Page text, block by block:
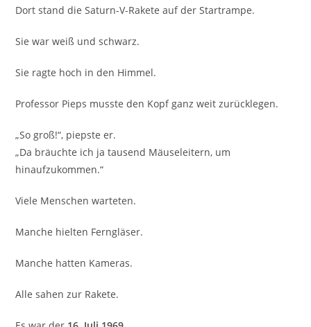
Dort stand die Saturn-V-Rakete auf der Startrampe.
Sie war weiß und schwarz.
Sie ragte hoch in den Himmel.
Professor Pieps musste den Kopf ganz weit zurücklegen.
„So groß!“, piepste er.
„Da bräuchte ich ja tausend Mäuseleitern, um
hinaufzukommen.“
Viele Menschen warteten.
Manche hielten Ferngläser.
Manche hatten Kameras.
Alle sahen zur Rakete.